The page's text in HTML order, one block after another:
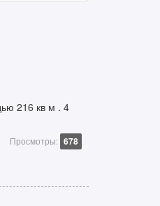
216 кв м . 4
Просмотры: 678